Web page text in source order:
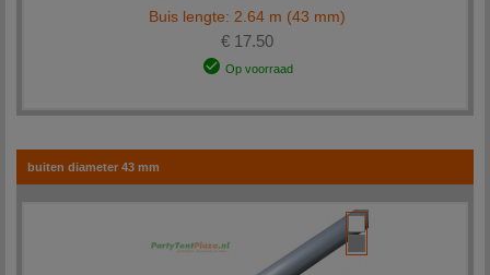
Buis lengte: 2.64 m (43 mm)
€ 17.50
Op voorraad
buiten diameter 43 mm